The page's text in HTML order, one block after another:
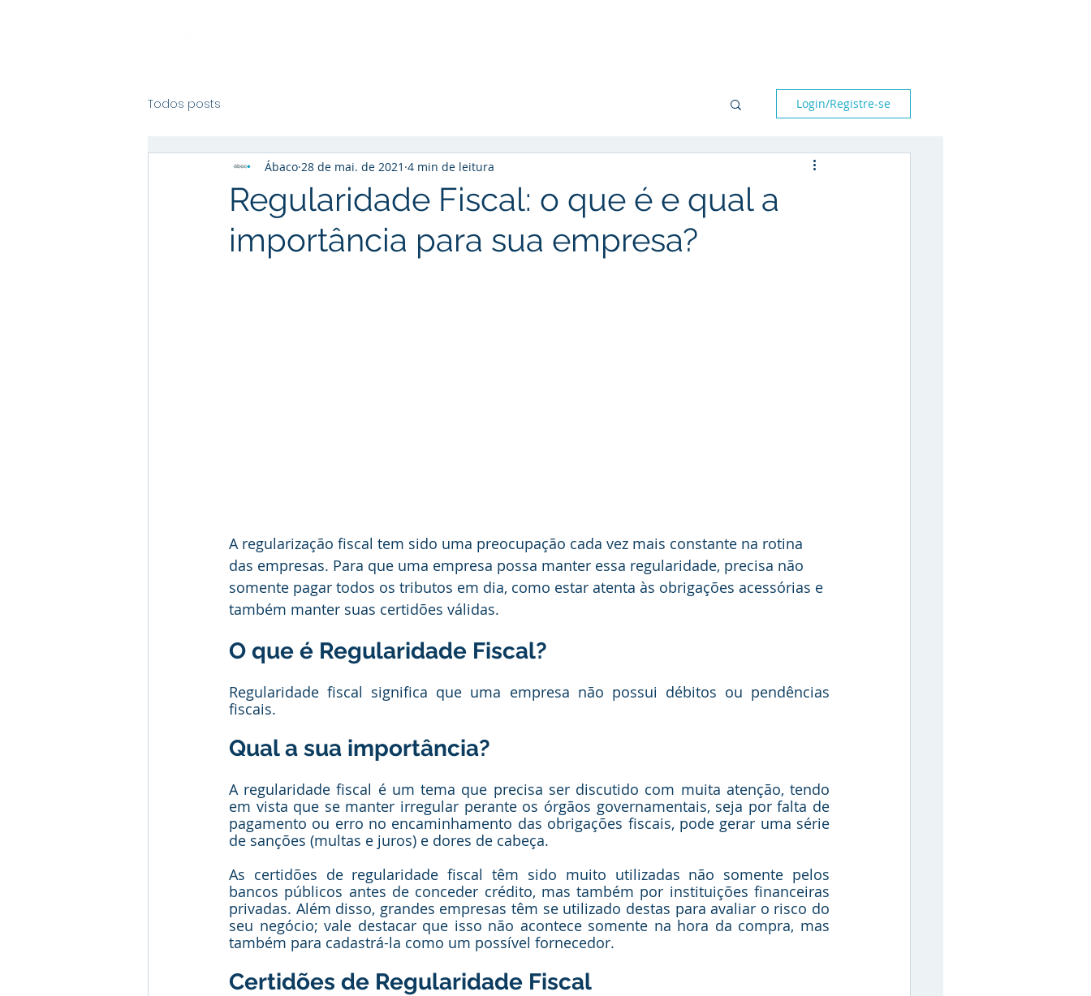
Todos posts Login/Registre-se
Regularidade Fiscal: o que é e qual a
importância para sua empresa?
Ábaco 28 de mai. de 2021 4 min de leitura
A regularização fiscal tem sido uma preocupação cada vez mais constante na rotina
das empresas. Para que uma empresa possa manter essa regularidade, precisa não
somente pagar todos os tributos em dia, como estar atenta às obrigações acessórias e
também manter suas certidões válidas.
O que é Regularidade Fiscal?
Regularidade fiscal significa que uma empresa não possui débitos ou pendências
fiscais.
Qual a sua importância?
A regularidade fiscal é um tema que precisa ser discutido com muita atenção, tendo
em vista que se manter irregular perante os órgãos governamentais, seja por falta de
pagamento ou erro no encaminhamento das obrigações fiscais, pode gerar uma série
de sanções (multas e juros) e dores de cabeça.
As certidões de regularidade fiscal têm sido muito utilizadas não somente pelos
bancos públicos antes de conceder crédito, mas também por instituições financeiras
privadas. Além disso, grandes empresas têm se utilizado destas para avaliar o risco do
seu negócio; vale destacar que isso não acontece somente na hora da compra, mas
também para cadastrá-la como um possível fornecedor.
Certidões de Regularidade Fiscal